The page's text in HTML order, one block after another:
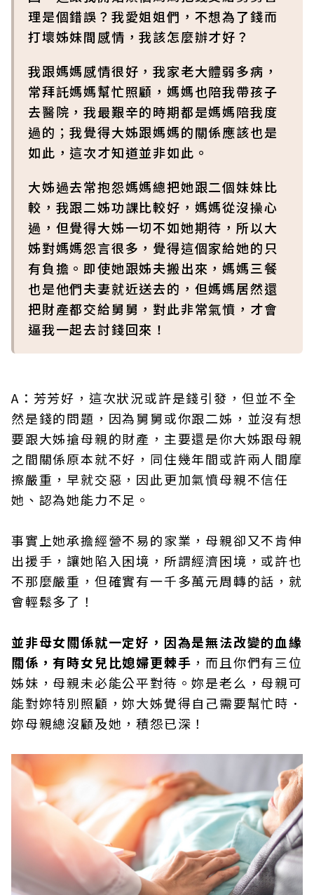
理是個錯誤？我愛姐姐們，不想為了錢而
打壞姊妹間感情，我該怎麼辦才好？
我跟媽媽感情很好，我家老大體弱多病，
常拜託媽媽幫忙照顧，媽媽也陪我帶孩子
去醫院，我最艱辛的時期都是媽媽陪我度
過的；我覺得大姊跟媽媽的關係應該也是
如此，這次才知道並非如此。
大姊過去常抱怨媽媽總把她跟二個妹妹比
較，我跟二姊功課比較好，媽媽從沒操心
過，但覺得大姊一切不如她期待，所以大
姊對媽媽怨言很多，覺得這個家給她的只
有負擔。即使她跟姊夫搬出來，媽媽三餐
也是他們夫妻就近送去的，但媽媽居然還
把財產都交給舅舅，對此非常氣憤，才會
逼我一起去討錢回來！
A：芳芳好，這次狀況或許是錢引發，但並不全
然是錢的問題，因為舅舅或你跟二姊，並沒有想
要跟大姊搶母親的財產，主要還是你大姊跟母親
之間關係原本就不好，同住幾年間或許兩人間摩
擦嚴重，早就交惡，因此更加氣憤母親不信任
她、認為她能力不足。
事實上她承擔經營不易的家業，母親卻又不肯伸
出援手，讓她陷入困境，所謂經濟困境，或許也
不那麼嚴重，但確實有一千多萬元周轉的話，就
會輕鬆多了！
並非母女關係就一定好，因為是無法改變的血緣
關係，有時女兒比媳婦更棘手 ，而且你們有三位
姊妹，母親未必能公平對待。妳是老么，母親可
能對妳特別照顧，妳大姊覺得自己需要幫忙時．
妳母親總沒顧及她，積怨已深！